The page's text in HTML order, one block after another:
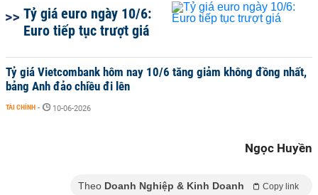
Tỷ giá euro ngày 10/6:
Euro tiếp tục trượt giá
Tỷ giá Vietcombank hôm nay 10/6 tăng giảm không đồng nhất,
bảng Anh đảo chiều đi lên
TÀI CHÍNH - 10-06-2026
Ngọc Huyền
Theo Doanh Nghiệp & Kinh Doanh Copy link